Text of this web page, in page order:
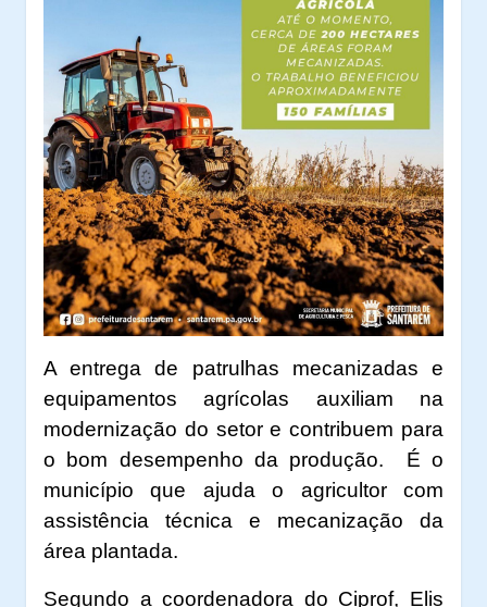
A entrega de patrulhas mecanizadas e
equipamentos agrícolas auxiliam na
modernização do setor e contribuem para
o bom desempenho da produção.
É o
município que ajuda o agricultor com
assistência técnica e mecanização da
área plantada.
Segundo a coordenadora do Ciprof, Elis